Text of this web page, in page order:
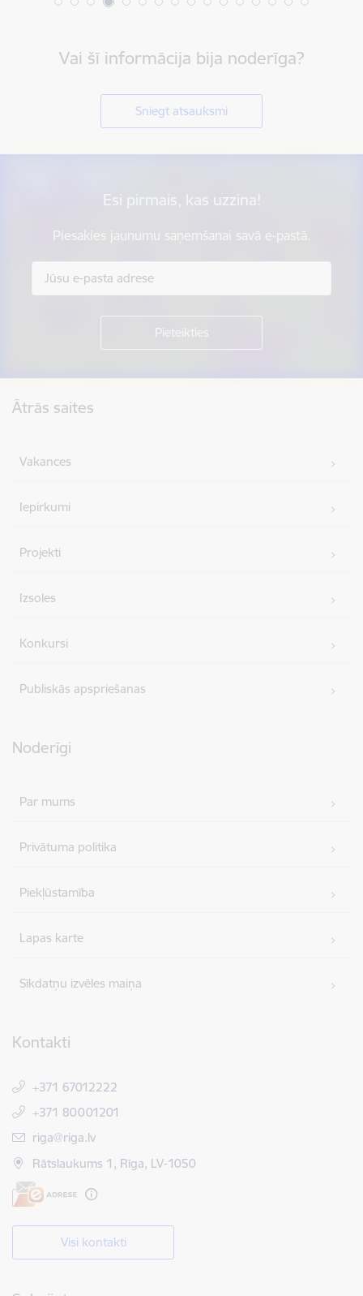
Vai šī informācija bija noderīga?
Sniegt atsauksmi
Esi pirmais, kas uzzina!
Piesakies jaunumu saņemšanai savā e-pastā.
Ātrās saites
Vakances
Iepirkumi
Projekti
Izsoles
Konkursi
Publiskās apspriešanas
Noderīgi
Par mums
Privātuma politika
Piekļūstamība
Lapas karte
Sīkdatņu izvēles maiņa
Kontakti
+371 67012222
+371 80001201
E-pasts:
riga@riga.lv
Rātslaukums 1, Rīga, LV-1050
Visi kontakti